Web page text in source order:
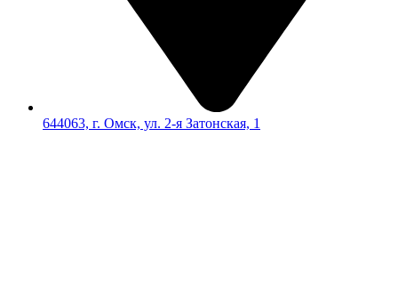
644063, г. Омск, ул. 2-я Затонская, 1